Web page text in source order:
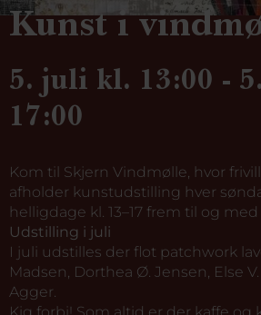
Kunst i
5. juli kl. 13:00 -
17:00
Kom til Skjern Vindmølle, hvor
afholder kunstudstilling hver
helligdage kl. 13–17 frem til og
Udstilling i juli
I juli udstilles der flot patchwork
Madsen, Dorthea Ø. Jensen, Else
Agger.